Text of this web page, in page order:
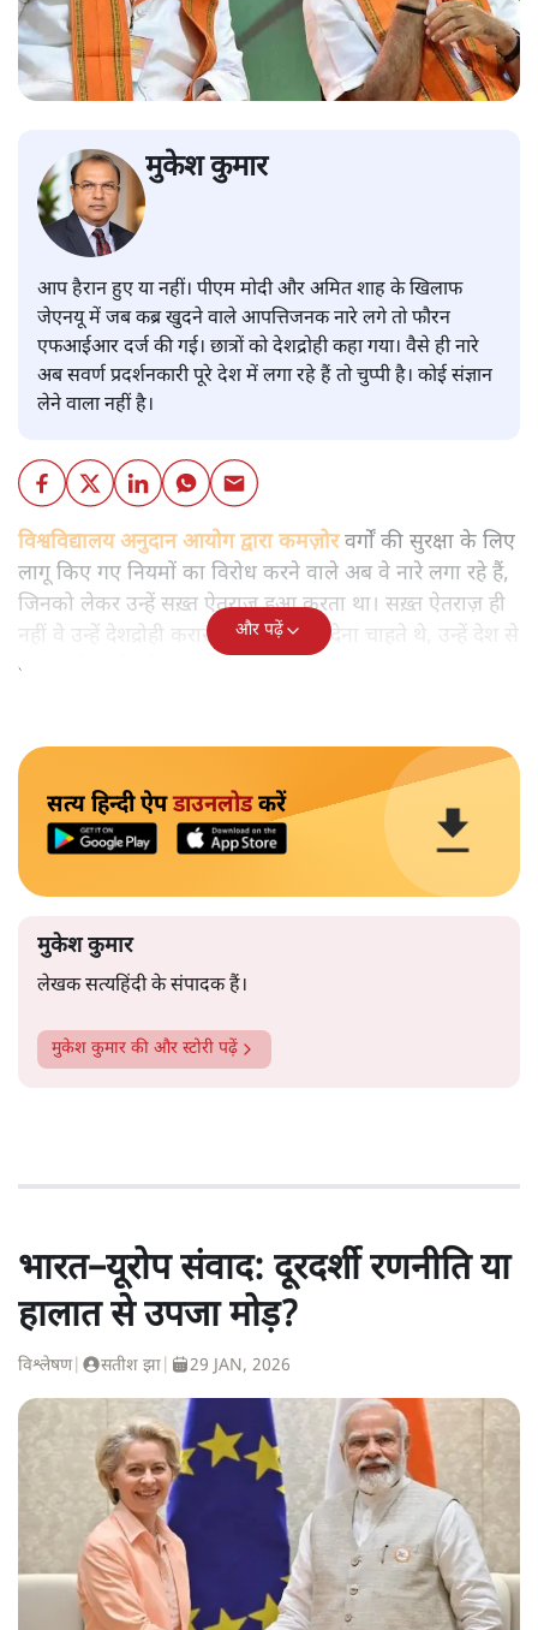
मुकेश कुमार
आप हैरान हुए या नहीं। पीएम मोदी और अमित शाह के खिलाफ
जेएनयू में जब कब्र खुदने वाले आपत्तिजनक नारे लगे तो फौरन
एफआईआर दर्ज की गई। छात्रों को देशद्रोही कहा गया। वैसे ही नारे
अब सवर्ण प्रदर्शनकारी पूरे देश में लगा रहे हैं तो चुप्पी है। कोई संज्ञान
लेने वाला नहीं है।
विश्वविद्यालय अनुदान आयोग द्वारा कमज़ोरवर्गों की सुरक्षा के लिए
लागू किए गए नियमों का विरोध करने वाले अब वे नारे लगा रहे हैं,
जिनको लेकर उन्हें सख़्त ऐतराज़ हुआ करता था। सख़्त ऐतराज़ ही
नहीं वे उन्हें देशद्रोही करार देकर जेल भेज देना चाहते थे, उन्हें देश से
बाहर चले जाने को कह रहे थे।
और पढ़ें
सत्य हिन्दी ऐपडाउनलोडकरें
मुकेश कुमार
लेखक सत्यहिंदी के संपादक हैं।
मुकेश कुमार की और स्टोरी पढ़ें
भारत–यूरोप संवाद: दूरदर्शी रणनीति या
हालात से उपजा मोड़?
विश्लेषण| सतीश झा 29 JAN, 2026